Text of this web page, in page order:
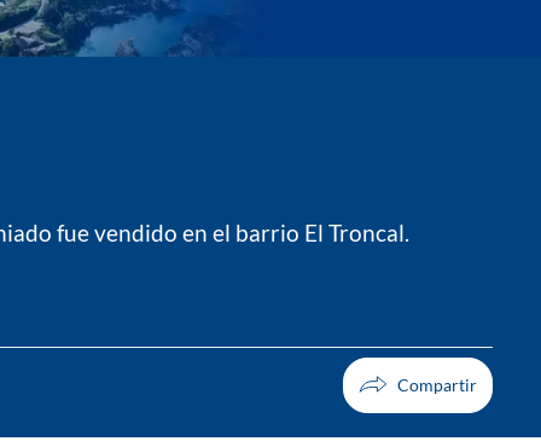
fue vendido en el barrio El Troncal.